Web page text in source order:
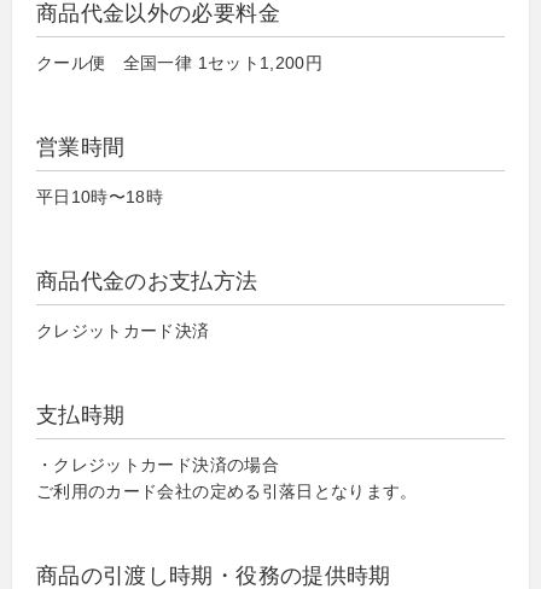
商品代金以外の必要料金
クール便 全国一律 1セット1,200円
営業時間
平日10時〜18時
商品代金のお支払方法
クレジットカード決済
支払時期
・クレジットカード決済の場合
ご利用のカード会社の定める引落日となります。
商品の引渡し時期・役務の提供時期